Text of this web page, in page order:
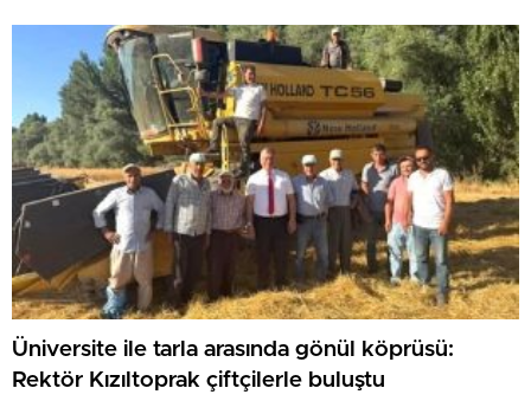
Üniversite ile tarla arasında gönül köprüsü:
Rektör Kızıltoprak çiftçilerle buluştu